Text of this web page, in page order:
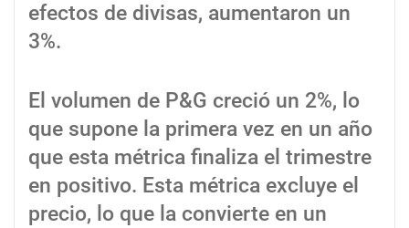
efectos de divisas, aumentaron un
3%.
El volumen de P&G creció un 2%, lo
que supone la primera vez en un año
que esta métrica finaliza el trimestre
en positivo. Esta métrica excluye el
precio, lo que la convierte en un